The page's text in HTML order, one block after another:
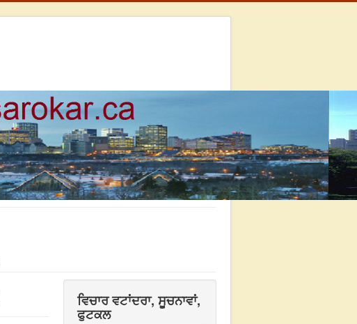
ਵਿਚਾਰ ਵਟਾਂਦਰਾ, ਸੂਚਨਾਵਾਂ,
ਫੁਟਕਲ